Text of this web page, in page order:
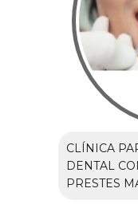
CLÍNICA
DENTAL
PRESTES